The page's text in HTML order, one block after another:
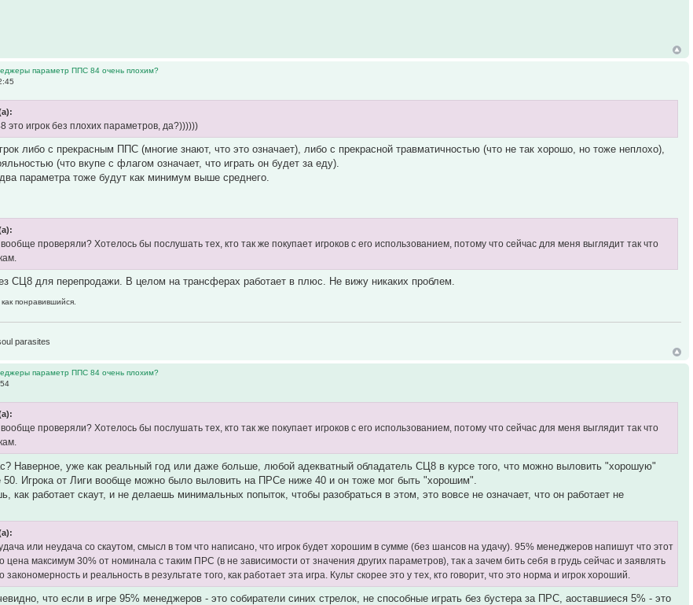
параметр ППС 84 очень плохим?
это игрок без плохих параметров, да?))))))
либо с прекрасным ППС (многие знают, что это означает), либо с прекрасной травматичностью (что не так хорошо, но тоже неплохо),
(что вкупе с флагом означает, что играть он будет за еду).
параметра тоже будут как минимум выше среднего.
проверяли? Хотелось бы послушать тех, кто так же покупает игроков с его использованием, потому что сейчас для меня выглядит так что
СЦ8 для перепродажи. В целом на трансферах работает в плюс. Не вижу никаких проблем.
понравившийся.
parasites
параметр ППС 84 очень плохим?
проверяли? Хотелось бы послушать тех, кто так же покупает игроков с его использованием, потому что сейчас для меня выглядит так что
Наверное, уже как реальный год или даже больше, любой адекватный обладатель СЦ8 в курсе того, что можно выловить "хорошую"
Игрока от Лиги вообще можно было выловить на ПРСе ниже 40 и он тоже мог быть "хорошим".
как работает скаут, и не делаешь минимальных попыток, чтобы разобраться в этом, это вовсе не означает, что он работает не
или неудача со скаутом, смысл в том что написано, что игрок будет хорошим в сумме (без шансов на удачу). 95% менеджеров напишут что этот
цена максимум 30% от номинала с таким ПРС (в не зависимости от значения других параметров), так а зачем бить себя в грудь сейчас и заявлять
закономерность и реальность в результате того, как работает эта игра. Культ скорее это у тех, кто говорит, что это норма и игрок хороший.
что если в игре 95% менеджеров - это собиратели синих стрелок, не способные играть без бустера за ПРС, аоставшиеся 5% - это